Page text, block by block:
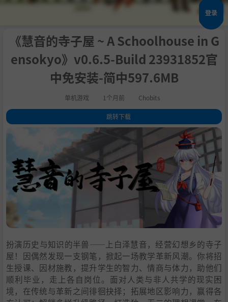
登录
《慧音的寺子屋 ~ A Schoolhouse in G
ensokyo》v0.6.5-Build 23931852官
中免安装-简中597.6MB
单机游戏 1个月前 Chobits
跳转下载
关于此游戏
悉心教导，策略排课
幻想乡的沉浸体验
4. 扩大影响，解锁未来
.升级强化，规划路线
6. 游戏特色
.支持作者
扮演历史与知识的半兽——上白泽慧音，经营幻想乡的寺子
屋！因偶然发现一支钢笔，掀起一场教学革新风潮。你将招
生授课、因材施教，提升学生的智力、情商与体力，助他们
顺利毕业，走上各自岗位。面对人类与非人共学的现实困
境，在传统与革新之间徘徊抉择；拓展地区影响力，赢得各